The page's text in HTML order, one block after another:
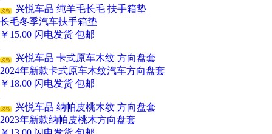
义乌
兴悦车品 纯羊毛长毛 扶手箱垫
长毛冬季汽车扶手箱垫
￥ 15.00 闪电发货 包邮
义乌
兴悦车品 卡式原车木纹 方向盘套
2024年新款卡式原车木纹汽车方向盘套
￥ 18.00 闪电发货 包邮
义乌
兴悦车品 纳帕皮桃木纹 方向盘套
2023年新款纳帕皮桃木方向盘套